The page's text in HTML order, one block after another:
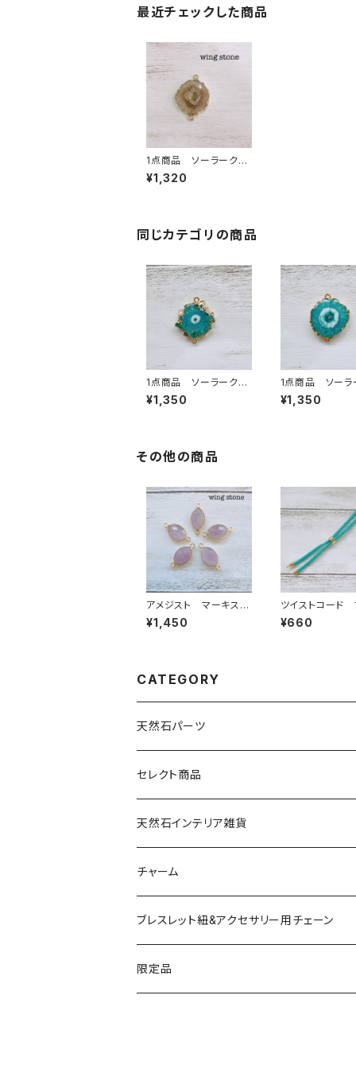
最近チェックした商品
1点商品 ソーラークォ
ーツ 2カン ブラウン
①
¥1,320
同じカテゴリの商品
1点商品 ソーラークォ
ーツアクア 2カン②
¥1,350
1点商品 ソーラ
ーツアクア 2
¥1,350
その他の商品
アメジスト マーキス
型 2カン
¥1,450
ツイストコード
レット紐 ターコ
ルー
¥660
CATEGORY
天然石パーツ
天然石
ドゥルージー
ソーラークォーツ
コッパー
アゲート
セレクト商品
天然石インテリア雑貨
天然石スライスコースター
天然石キャンドルホルダー
チャーム
ブレスレット紐&アクセサリー用チェーン
ネックレスチェーン
限定品